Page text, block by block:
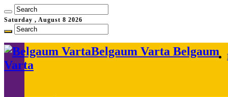
Saturday , August 8 2026
Belgaum Varta Belgaum
Varta